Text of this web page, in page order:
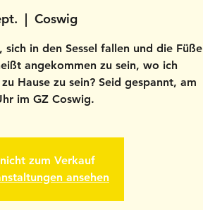
  |
Coswig
in den Sessel fallen und die Füße
angekommen zu sein, wo ich
Hause zu sein? Seid gespannt, am
im GZ Coswig.
zum Verkauf
ansehen